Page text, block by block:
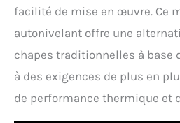
facilité de mise en œuvre. Ce
autonivelant offre une
chapes traditionnelles à base
à des exigences de plus en
de performance thermique et